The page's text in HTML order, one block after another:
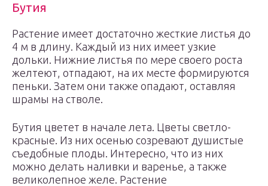
Бутия
Растение имеет достаточно жесткие листья до
4 м в длину. Каждый из них имеет узкие
дольки. Нижние листья по мере своего роста
желтеют, отпадают, на их месте формируются
пеньки. Затем они также опадают, оставляя
шрамы на стволе.
Бутия цветет в начале лета. Цветы светло-
красные. Из них осенью созревают душистые
съедобные плоды. Интересно, что из них
можно делать наливки и варенье, а также
великолепное желе. Растение